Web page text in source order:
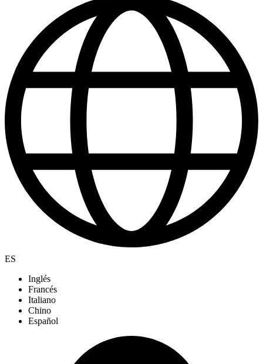
ES
Inglés
Francés
Italiano
Chino
Español